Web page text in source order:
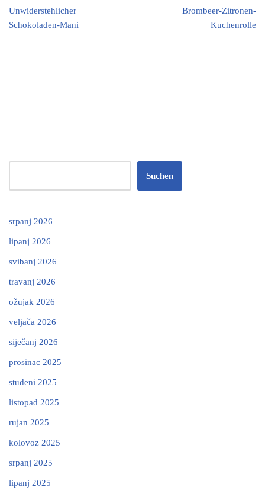
Unwiderstehlicher
Schokoladen-Mani
Brombeer-Zitronen-
Kuchenrolle
Suchen
srpanj 2026
lipanj 2026
svibanj 2026
travanj 2026
ožujak 2026
veljača 2026
siječanj 2026
prosinac 2025
studeni 2025
listopad 2025
rujan 2025
kolovoz 2025
srpanj 2025
lipanj 2025